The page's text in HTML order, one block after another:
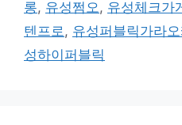
롱, 유성쩜오 , 유성체크가
텐프로 , 유성퍼블릭가라오
성하이퍼블릭